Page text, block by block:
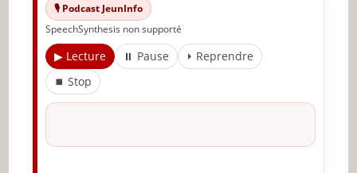
Partager l'amour
🎙️ Podcast JeunInfo
SpeechSynthesis non supporté
▶ Lecture ⏸ Pause
⏵ Reprendre
⏹ Stop